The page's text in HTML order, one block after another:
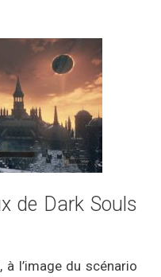
de Dark Souls
l’image du scénario